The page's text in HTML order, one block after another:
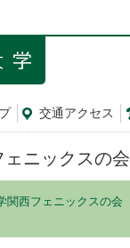
交通アクセス
ニックスの会
関西フェニックスの会